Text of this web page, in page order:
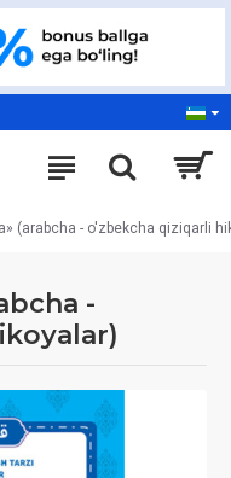
(arabcha - o'zbekcha qiziqarli
-